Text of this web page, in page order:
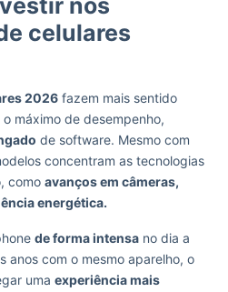
nos
celulares
2026 fazem mais sentido
máximo de desempenho,
de software. Mesmo com
concentram as tecnologias
como avanços em câmeras,
energética.
de forma intensa no dia a
anos com o mesmo aparelho, o
uma experiência mais